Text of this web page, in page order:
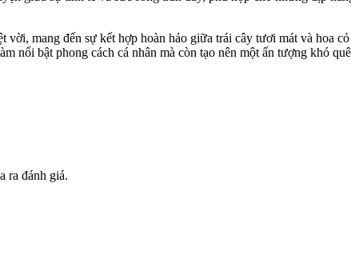
mang đến sự kết hợp hoàn hảo giữa trái cây tươi mát và hoa
nổi bật phong cách cá nhân mà còn tạo nên một ấn tượng khó
ra đánh giá.